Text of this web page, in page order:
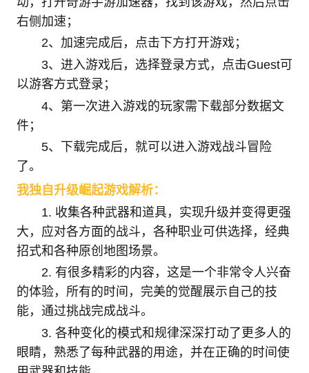
右侧加速；
2、加速完成后，点击下方打开游戏；
3、进入游戏后，选择登录方式，点击Guest可
以游客方式登录；
4、第一次进入游戏的玩家需下载部分数据文
件；
5、下载完成后，就可以进入游戏战斗冒险
了。
我独自升级崛起游戏解析：
1. 收集各种武器和道具，实现升级并变得更强
大，应对各方面的战斗，各种职业可供选择，经典
招式和各种原创地图场景。
2. 有很多精彩的内容，这是一个非常令人兴奋
的体验，所有的时间，完美的觉醒展示自己的技
能，通过挑战完成战斗。
3. 各种变化的模式和规律深深打动了更多人的
眼睛，熟悉了每种武器的用途，并在正确的时间使